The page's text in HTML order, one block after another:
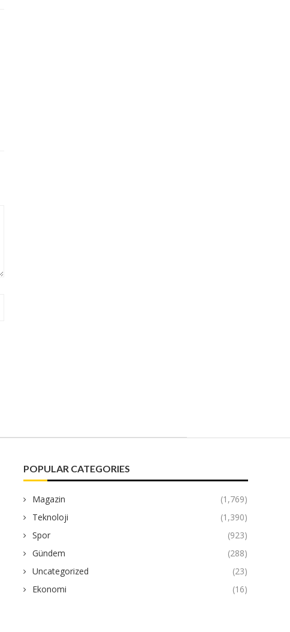
POPULAR CATEGORIES
Magazin
(1,769)
Teknoloji
(1,390)
Spor
(923)
Gündem
(288)
Uncategorized
(23)
Ekonomi
(16)